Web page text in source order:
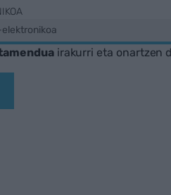
irakurri eta onartzen